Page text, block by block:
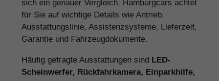
sich ein genauer Vergleich. Hamburgcars achtet
für Sie auf wichtige Details wie Antrieb,
Ausstattungslinie, Assistenzsysteme, Lieferzeit,
Garantie und Fahrzeugdokumente.
Häufig gefragte Ausstattungen sind LED-
Scheinwerfer, Rückfahrkamera, Einparkhilfe,